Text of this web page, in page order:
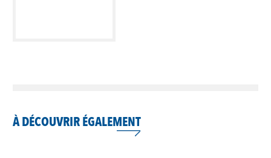
À DÉCOUVRIR ÉGALEMENT